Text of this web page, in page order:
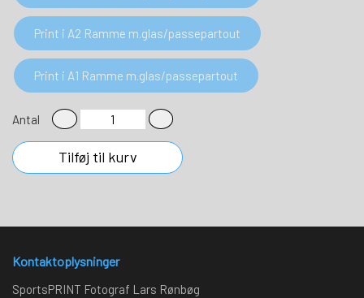
Print i A2 Ramme m.glas/passepartout
Print i A1 Ramme m.glas/passepartout
Antal
Tilføj til kurv
Kontaktoplysninger
SportsPRINT Fotograf Lars Rønbøg